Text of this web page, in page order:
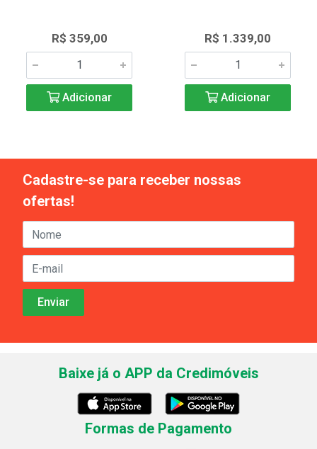
R$ 359,00
Adicionar
R$ 1.339,00
Adicionar
Cadastre-se para receber nossas
ofertas!
Baixe já o APP da Credimóveis
Formas de Pagamento